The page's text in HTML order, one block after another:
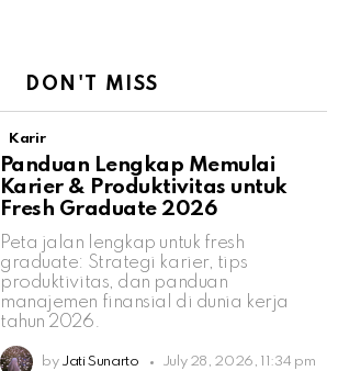
DON'T MISS
Karir
Panduan Lengkap Memulai
Karier & Produktivitas untuk
Fresh Graduate 2026
Peta jalan lengkap untuk fresh
graduate: Strategi karier, tips
produktivitas, dan panduan
manajemen finansial di dunia kerja
tahun 2026.
by Jati Sunarto July 28, 2026, 11:34 pm